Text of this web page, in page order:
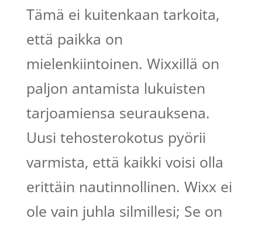
Tämä ei kuitenkaan tarkoita,
että paikka on
mielenkiintoinen. Wixxillä on
paljon antamista lukuisten
tarjoamiensa seurauksena.
Uusi tehosterokotus pyörii
varmista, että kaikki voisi olla
erittäin nautinnollinen. Wixx ei
ole vain juhla silmillesi; Se on